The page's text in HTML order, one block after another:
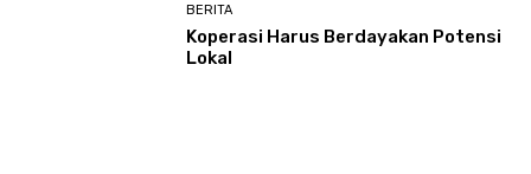
BERITA
Koperasi Harus Berdayakan Potensi
Lokal